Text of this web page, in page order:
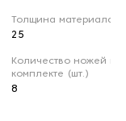
Толщина материала
25
Количество ножей в
комплекте (шт.)
8